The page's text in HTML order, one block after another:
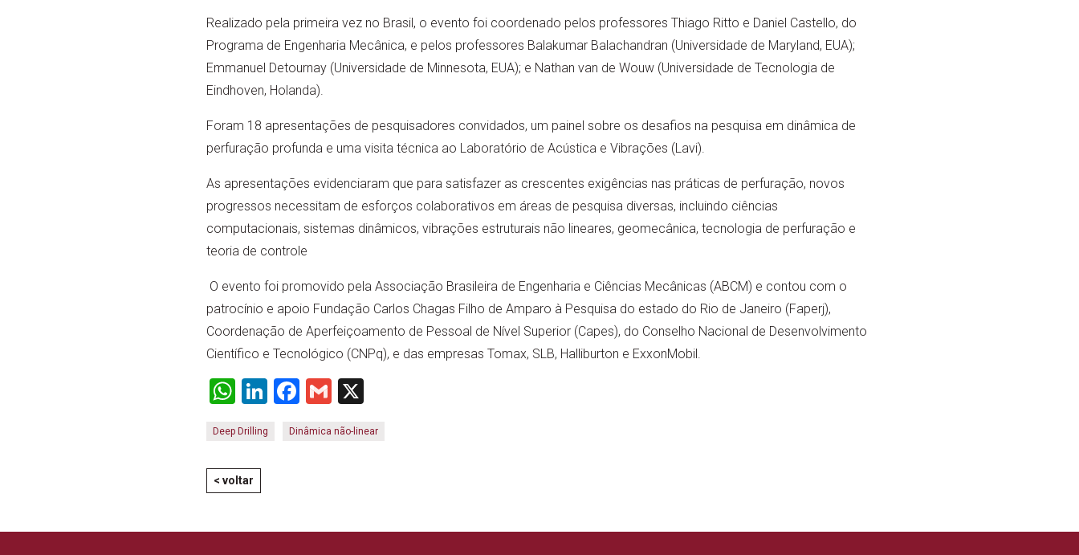
Realizado pela primeira vez no Brasil, o evento foi coordenado pelos professores Thiago Ritto e Daniel Castello, do
Programa de Engenharia Mecânica, e pelos professores Balakumar Balachandran (Universidade de Maryland, EUA);
Emmanuel Detournay (Universidade de Minnesota, EUA); e Nathan van de Wouw (Universidade de Tecnologia de
Eindhoven, Holanda).
Foram 18 apresentações de pesquisadores convidados, um painel sobre os desafios na pesquisa em dinâmica de
perfuração profunda e uma visita técnica ao Laboratório de Acústica e Vibrações (Lavi).
As apresentações evidenciaram que para satisfazer as crescentes exigências nas práticas de perfuração, novos
progressos necessitam de esforços colaborativos em áreas de pesquisa diversas, incluindo ciências
computacionais, sistemas dinâmicos, vibrações estruturais não lineares, geomecânica, tecnologia de perfuração e
teoria de controle
O evento foi promovido pela Associação Brasileira de Engenharia e Ciências Mecânicas (ABCM) e contou com o
patrocínio e apoio Fundação Carlos Chagas Filho de Amparo à Pesquisa do estado do Rio de Janeiro (Faperj),
Coordenação de Aperfeiçoamento de Pessoal de Nível Superior (Capes), do Conselho Nacional de Desenvolvimento
Científico e Tecnológico (CNPq), e das empresas Tomax, SLB, Halliburton e ExxonMobil.
WhatsApp
LinkedIn
Facebook
Gmail
X
Deep Drilling Dinâmica não-linear
< voltar